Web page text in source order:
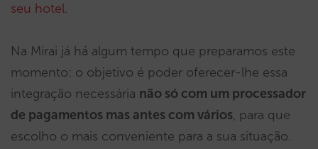
seu hotel.
Na Mirai já há algum tempo que preparamos este
momento: o objetivo é poder oferecer-lhe essa
integração necessária não só com um processador
de pagamentos mas antes com vários, para que
escolho o mais conveniente para a sua situação.